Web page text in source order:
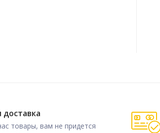
доставка
товары, вам не придется